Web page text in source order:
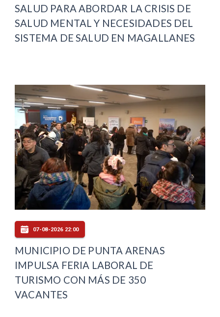
SALUD PARA ABORDAR LA CRISIS DE
SALUD MENTAL Y NECESIDADES DEL
SISTEMA DE SALUD EN MAGALLANES
07-08-2026 22:00
MUNICIPIO DE PUNTA ARENAS
IMPULSA FERIA LABORAL DE
TURISMO CON MÁS DE 350
VACANTES